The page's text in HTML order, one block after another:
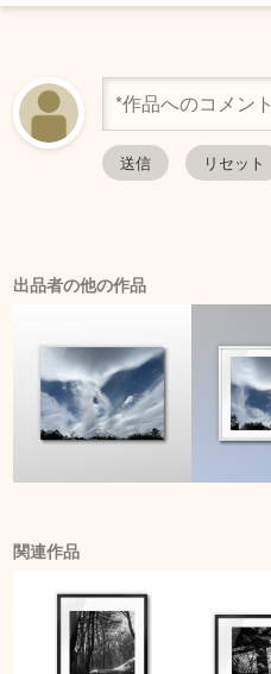
出品者の他の作品
関連作品